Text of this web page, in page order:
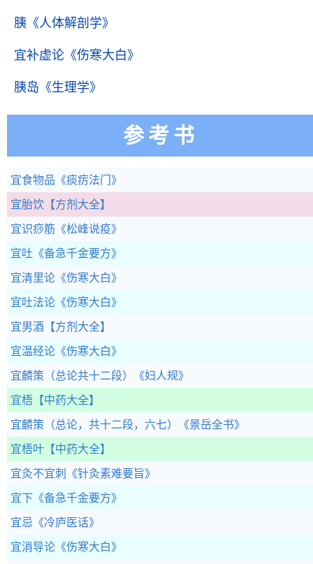
胰 《人体解剖学》
宜补虚论 《伤寒大白》
胰岛 《生理学》
参考书
宜食物品 《痰疠法门》
宜胎饮 【方剂大全】
宜识痧筋 《松峰说疫》
宜吐 《备急千金要方》
宜清里论 《伤寒大白》
宜吐法论 《伤寒大白》
宜男酒 【方剂大全】
宜温经论 《伤寒大白》
宜麟策（总论共十二段） 《妇人规》
宜梧 【中药大全】
宜麟策（总论，共十二段，六七） 《景岳全书》
宜梧叶 【中药大全】
宜灸不宜刺 《针灸素难要旨》
宜下 《备急千金要方》
宜忌 《冷庐医话》
宜消导论 《伤寒大白》